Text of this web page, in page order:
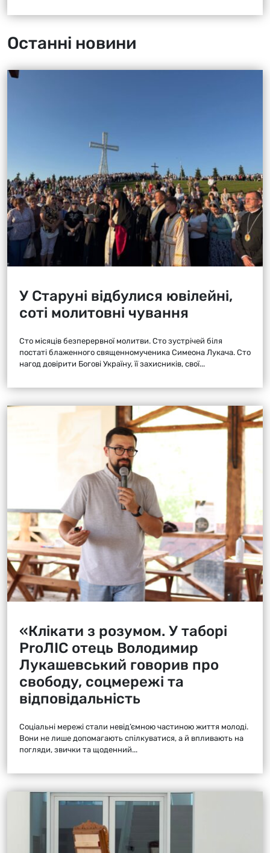
Останні новини
У Старуні відбулися ювілейні,
соті молитовні чування
Сто місяців безперервної молитви. Сто зустрічей біля
постаті блаженного священномученика Симеона Лукача. Сто
нагод довірити Богові Україну, її захисників, свої...
«Клікати з розумом. У таборі
ProЛІС отець Володимир
Лукашевський говорив про
свободу, соцмережі та
відповідальність
Соціальні мережі стали невід’ємною частиною життя молоді.
Вони не лише допомагають спілкуватися, а й впливають на
погляди, звички та щоденний...